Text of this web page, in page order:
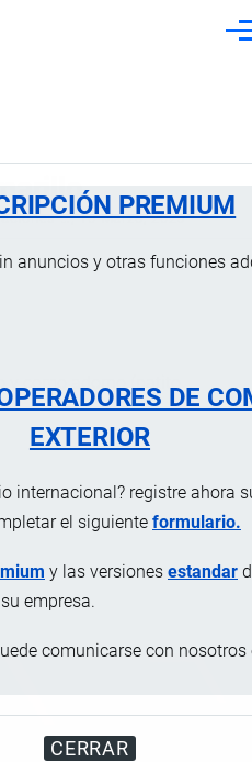
PREMIUM
anuncios y otras funciones
DE
EXTERIOR
internacional? registre ahora
el siguiente formulario.
y las versiones estandar
empresa.
comunicarse con nosotros
CERRAR
…, 10 Marzo, 2025
y como adorno (patito